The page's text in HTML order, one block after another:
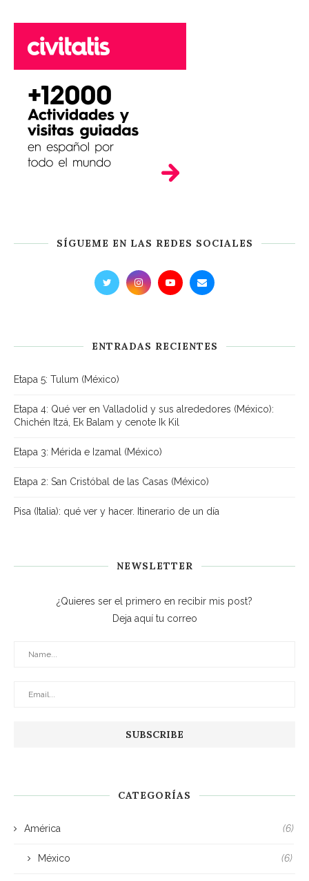
SÍGUEME EN LAS REDES SOCIALES
ENTRADAS RECIENTES
Etapa 5: Tulum (México)
Etapa 4: Qué ver en Valladolid y sus alrededores (México):
Chichén Itzá, Ek Balam y cenote Ik Kil
Etapa 3: Mérida e Izamal (México)
Etapa 2: San Cristóbal de las Casas (México)
Pisa (Italia): qué ver y hacer. Itinerario de un día
NEWSLETTER
¿Quieres ser el primero en recibir mis post?
Deja aquí tu correo
CATEGORÍAS
América (6)
México (6)